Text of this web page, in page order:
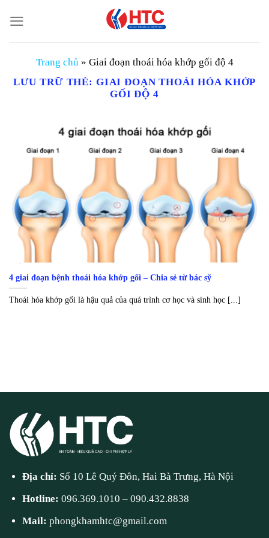
đến
nội
Trang chủ » Giai đoạn thoái hóa khớp gối độ 4
LƯU TRỮ THẺ: GIAI ĐOẠN THOÁI HÓA KHỚP
GỐI ĐỘ 4
4 giai đoạn bệnh thoái hóa khớp gối – Chia sẻ từ bác sỹ
Thoái hóa khớp gối là hậu quả của quá trình cơ học và sinh học [...]
Địa chỉ: Số 10 Lê Quý Đôn, Hai Bà Trưng, Hà Nội
Hotline:096.369.1010 –090.432.8838
Mail:phongkhamhtc@gmail.com